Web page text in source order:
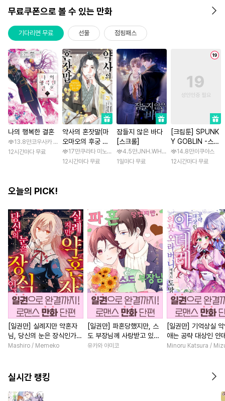
무료쿠폰으로 볼 수 있는 만화
기다리면 무료 선물 점핑패스
나의 행복한 결혼
13.8만코우사카 리토 / 아기토기 아쿠미
12시간마다 무료
약사의 혼잣말(마
오마오의 후궁 수
수께끼 풀이수첩)
17만쿠라타 미노지 / 휴우가 나츠
12시간마다 무료
잠들지 않은 바다
[스크롤]
4.5만JNH.WH Studio / Lasso
1일마다 무료
[크림툰] SPUNK
Y GOBLIN -스펑
키 고블린- [스크
롤]
14.8만이쿠야스
12시간마다 무료
오늘의 PICK!
[일권만] 실례지만 약혼자
님, 당신의 눈은 장식인가
요? [단행본]
Mashiro / Memeko
[일권만] 파혼당했지만, 스
도 부장님께 사랑받고 있습
니다 [단행본]
유카와 아미코
[일권만] 기억상실
애는 공략 대상인 얀
붓 오라버니에게서
Minoru Katsura /
실시간 랭킹